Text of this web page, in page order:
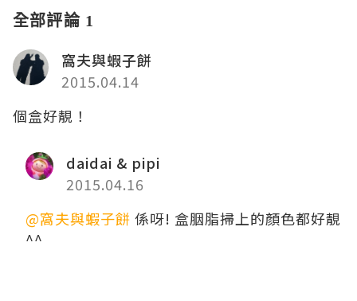
全部評論 1
窩夫與蝦子餅
2015.04.14
個盒好靚！
daidai & pipi
2015.04.16
@窩夫與蝦子餅 係呀! 盒胭脂掃上的顏色都好靚
^^